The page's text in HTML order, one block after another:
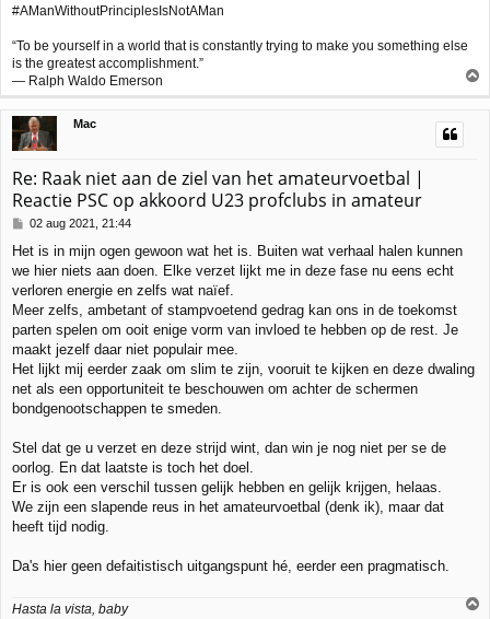
t
#AManWithoutPrinciplesIsNotAMan
“To be yourself in a world that is constantly trying to make you something else
is the greatest accomplishment.”
― Ralph Waldo Emerson
h
Mac
Re: Raak niet aan de ziel van het amateurvoetbal |
Reactie PSC op akkoord U23 profclubs in amateur
B
r
i
c
02 aug 2021, 21:44
Het is in mijn ogen gewoon wat het is. Buiten wat verhaal halen kunnen
we hier niets aan doen. Elke verzet lijkt me in deze fase nu eens echt
verloren energie en zelfs wat naïef.
Meer zelfs, ambetant of stampvoetend gedrag kan ons in de toekomst
parten spelen om ooit enige vorm van invloed te hebben op de rest. Je
maakt jezelf daar niet populair mee.
Het lijkt mij eerder zaak om slim te zijn, vooruit te kijken en deze dwaling
net als een opportuniteit te beschouwen om achter de schermen
bondgenootschappen te smeden.
Stel dat ge u verzet en deze strijd wint, dan win je nog niet per se de
oorlog. En dat laatste is toch het doel.
Er is ook een verschil tussen gelijk hebben en gelijk krijgen, helaas.
We zijn een slapende reus in het amateurvoetbal (denk ik), maar dat
heeft tijd nodig.
Da's hier geen defaitistisch uitgangspunt hé, eerder een pragmatisch.
Hasta la vista, baby